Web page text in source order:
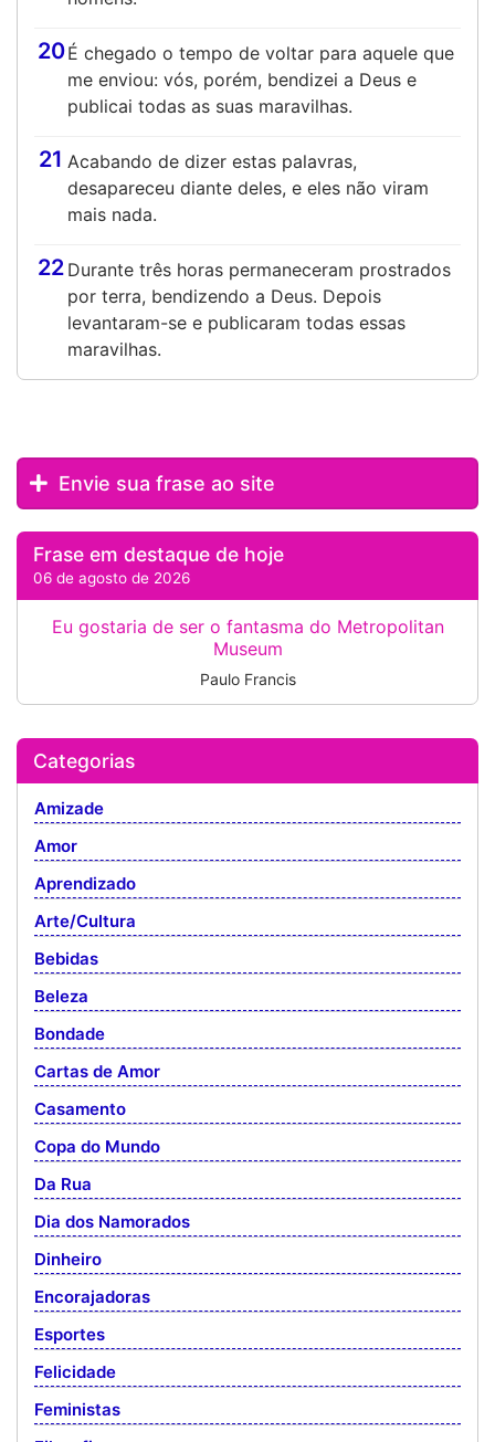
20É chegado o tempo de voltar para aquele que
me enviou: vós, porém, bendizei a Deus e
publicai todas as suas maravilhas.
21 Acabando de dizer estas palavras,
desapareceu diante deles, e eles não viram
mais nada.
22 Durante três horas permaneceram prostrados
por terra, bendizendo a Deus. Depois
levantaram-se e publicaram todas essas
maravilhas.
Envie sua frase ao site
Frase em destaque de hoje
06 de agosto de 2026
Eu gostaria de ser o fantasma do Metropolitan
Museum
Paulo Francis
Categorias
Amizade
Amor
Aprendizado
Arte/Cultura
Bebidas
Beleza
Bondade
Cartas de Amor
Casamento
Copa do Mundo
Da Rua
Dia dos Namorados
Dinheiro
Encorajadoras
Esportes
Felicidade
Feministas